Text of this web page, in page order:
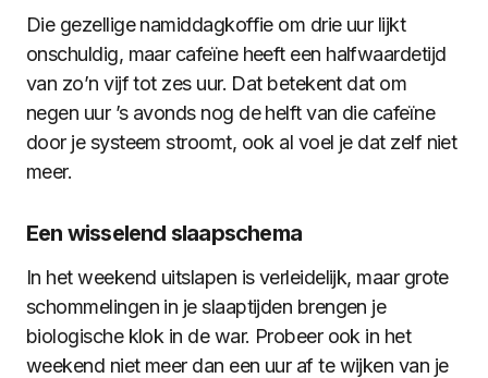
Die gezellige namiddagkoffie om drie uur lijkt
onschuldig, maar cafeïne heeft een halfwaardetijd
van zo’n vijf tot zes uur. Dat betekent dat om
negen uur ’s avonds nog de helft van die cafeïne
door je systeem stroomt, ook al voel je dat zelf niet
meer.
Een wisselend slaapschema
In het weekend uitslapen is verleidelijk, maar grote
schommelingen in je slaaptijden brengen je
biologische klok in de war. Probeer ook in het
weekend niet meer dan een uur af te wijken van je